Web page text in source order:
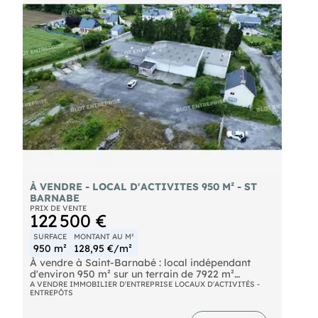
Les + du bien :
Bâtiment d'activité avec bureaux
Terrain privatif
Isolation double peau
Porte sectionnelle
Extérieurs enrobés et clôturés
Prix de vente : 400 000€ HT.
Pour plus d’informations sur ce bien, contactez .
S : 20 ans d’expertise pour vous accompagner
dans votre recherche d’achat d'un LOCAL
À VENDRE - LOCAL D'ACTIVITES 950 M² - ST
BARNABE
PRIX DE VENTE
122 500 €
SURFACE
950 m²
MONTANT AU M²
128,95 €/m²
À vendre à Saint-Barnabé : local indépendant
d'environ 950 m² sur un terrain de 7922 m²
environ. Prévoir travaux de rénovation. Situé à
proximité de Loudéac, ce local bénéficie d'un
accès poids lourds facilité par une aire de
A VENDRE IMMOBILIER D'ENTREPRISE LOCAUX D'ACTIVITÉS -
ENTREPÔTS